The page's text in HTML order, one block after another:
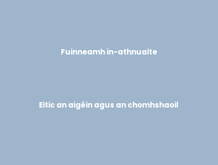
Fuinneamh in-athnuaite
Eitic an aigéin agus an chomhshaoil